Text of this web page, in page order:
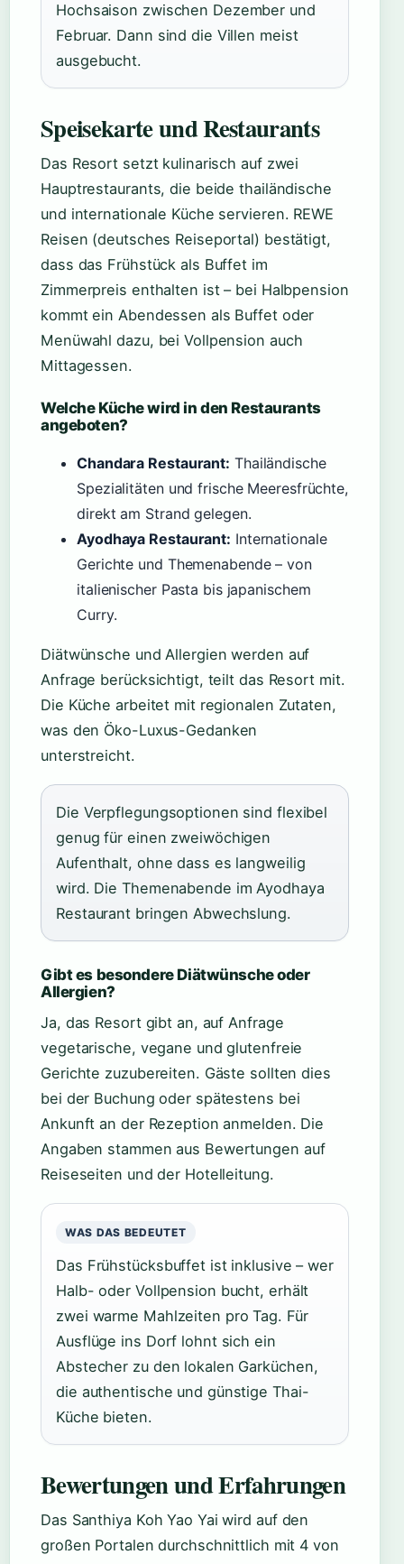
Hochsaison zwischen Dezember und
Februar. Dann sind die Villen meist
ausgebucht.
Speisekarte und Restaurants
Das Resort setzt kulinarisch auf zwei
Hauptrestaurants, die beide thailändische
und internationale Küche servieren. REWE
Reisen (deutsches Reiseportal) bestätigt,
dass das Frühstück als Buffet im
Zimmerpreis enthalten ist – bei Halbpension
kommt ein Abendessen als Buffet oder
Menüwahl dazu, bei Vollpension auch
Mittagessen.
Welche Küche wird in den Restaurants
angeboten?
Chandara Restaurant: Thailändische
Spezialitäten und frische Meeresfrüchte,
direkt am Strand gelegen.
Ayodhaya Restaurant: Internationale
Gerichte und Themenabende – von
italienischer Pasta bis japanischem
Curry.
Diätwünsche und Allergien werden auf
Anfrage berücksichtigt, teilt das Resort mit.
Die Küche arbeitet mit regionalen Zutaten,
was den Öko-Luxus-Gedanken
unterstreicht.
Die Verpflegungsoptionen sind flexibel
genug für einen zweiwöchigen
Aufenthalt, ohne dass es langweilig
wird. Die Themenabende im Ayodhaya
Restaurant bringen Abwechslung.
Gibt es besondere Diätwünsche oder
Allergien?
Ja, das Resort gibt an, auf Anfrage
vegetarische, vegane und glutenfreie
Gerichte zuzubereiten. Gäste sollten dies
bei der Buchung oder spätestens bei
Ankunft an der Rezeption anmelden. Die
Angaben stammen aus Bewertungen auf
Reiseseiten und der Hotelleitung.
WAS DAS BEDEUTET
Das Frühstücksbuffet ist inklusive – wer
Halb- oder Vollpension bucht, erhält
zwei warme Mahlzeiten pro Tag. Für
Ausflüge ins Dorf lohnt sich ein
Abstecher zu den lokalen Garküchen,
die authentische und günstige Thai-
Küche bieten.
Bewertungen und Erfahrungen
Das Santhiya Koh Yao Yai wird auf den
großen Portalen durchschnittlich mit 4 von